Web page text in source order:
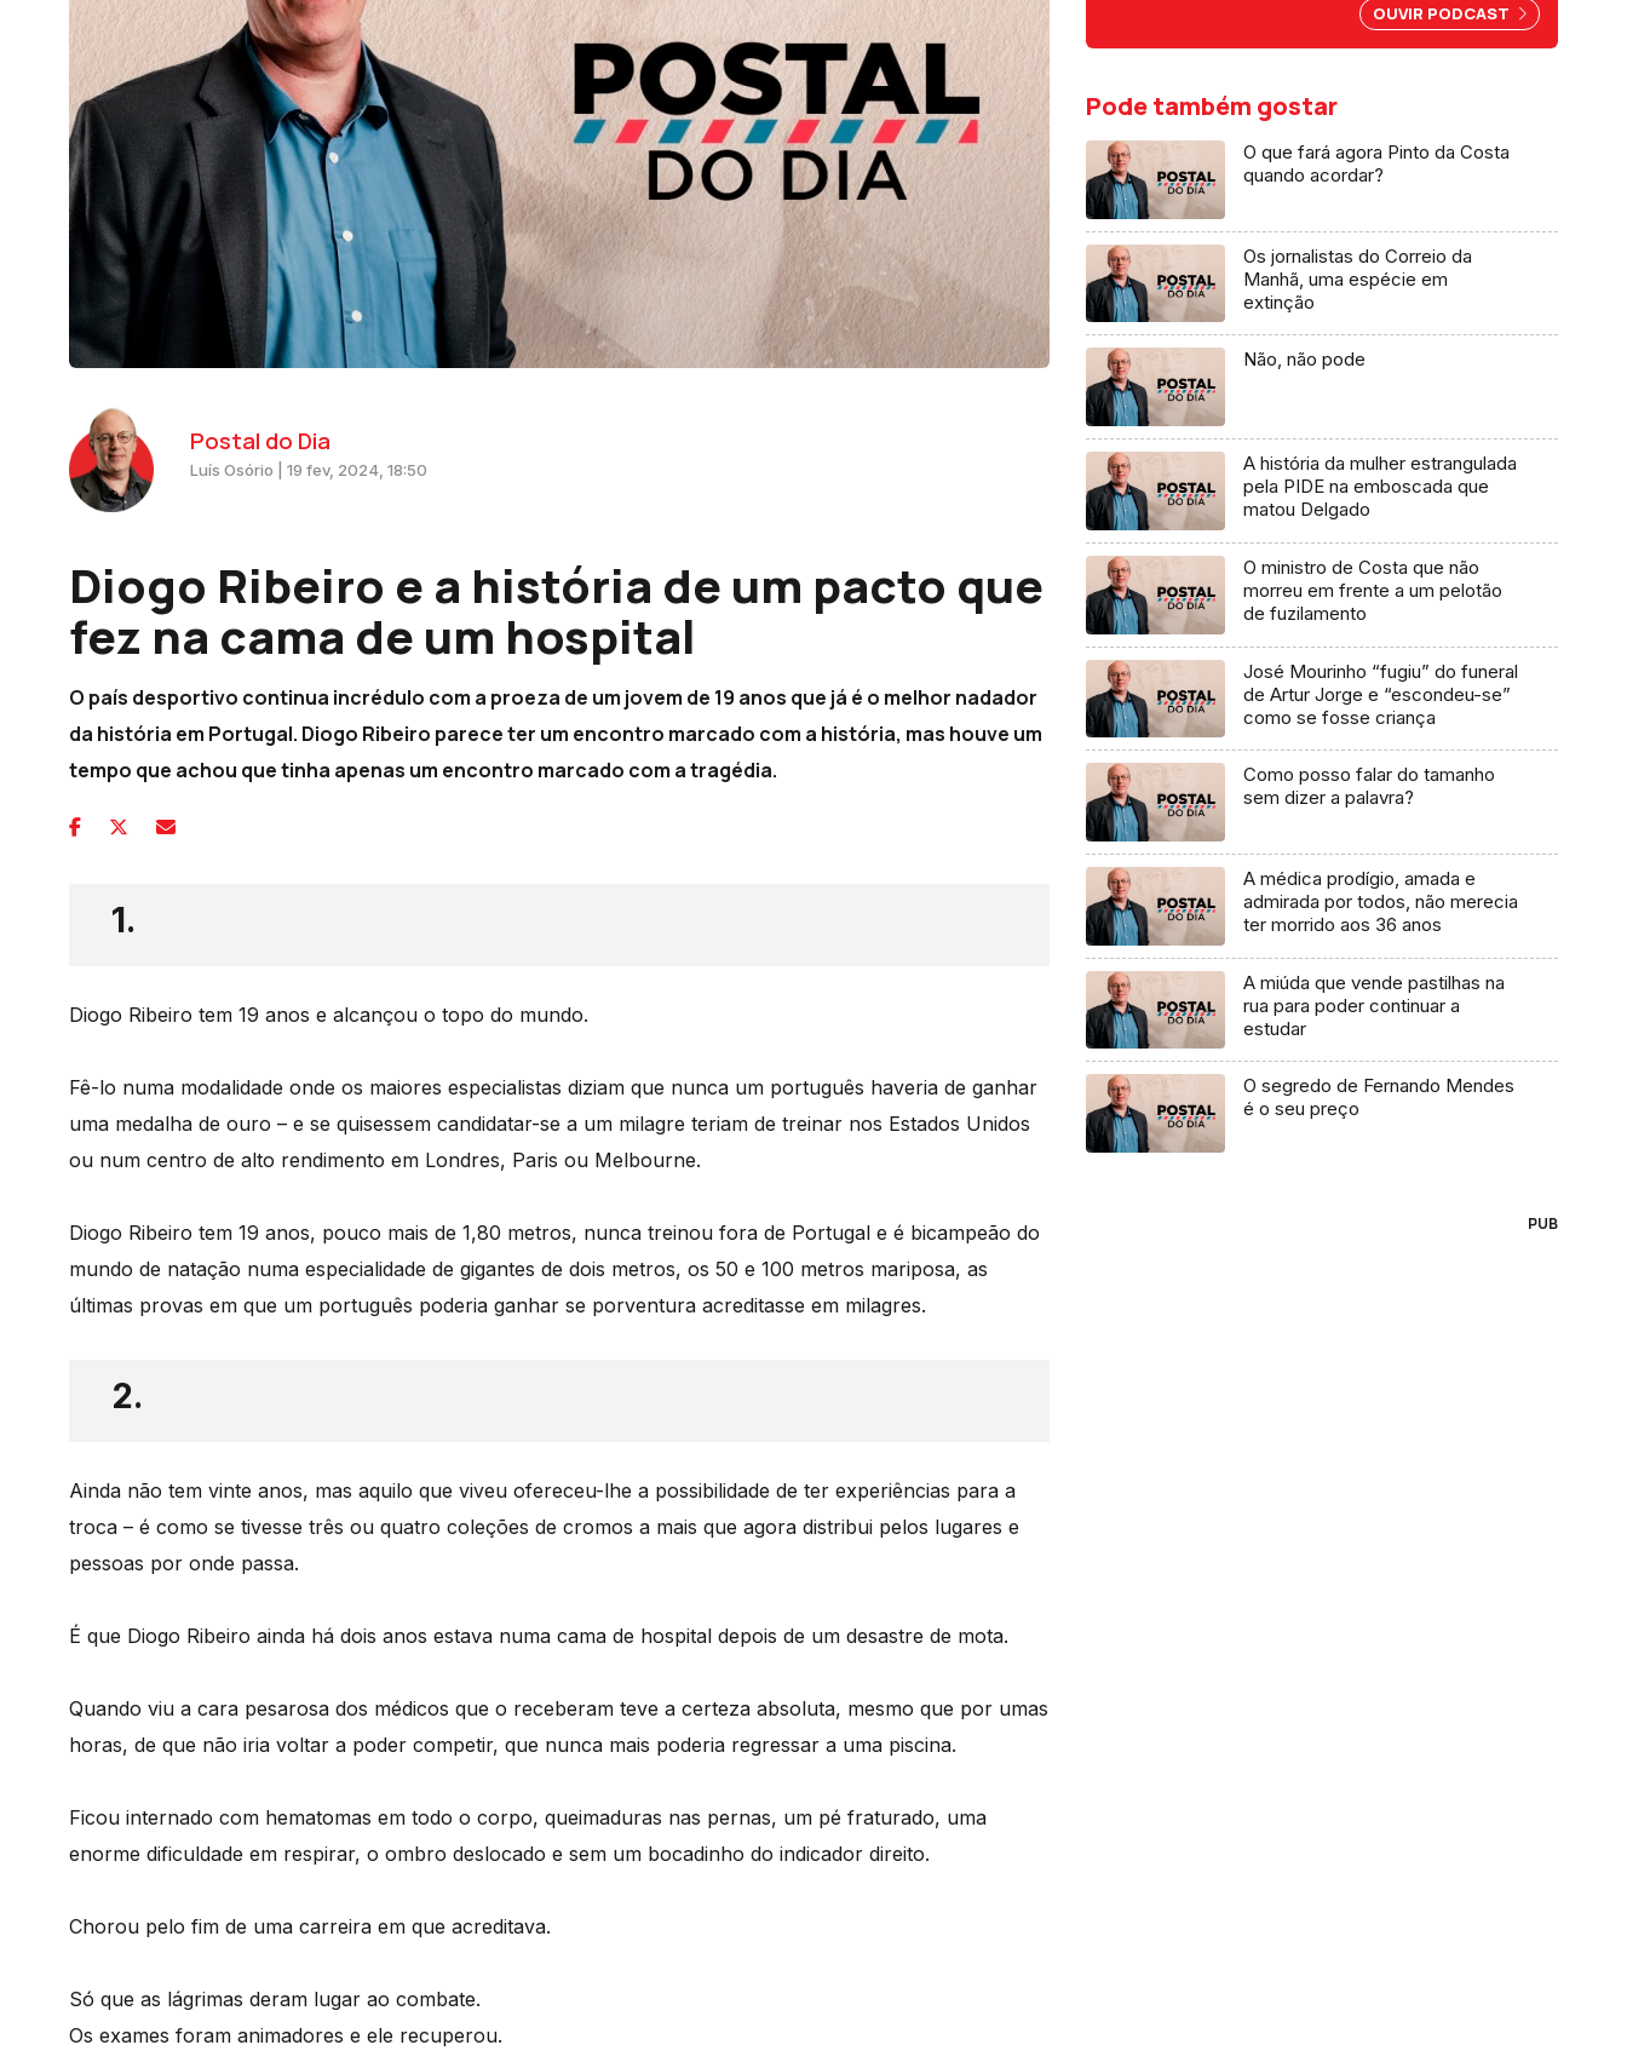
Postal do Dia
Luís Osório | 19 fev, 2024, 18:50
Diogo Ribeiro e a história de um pacto que
fez na cama de um hospital
O país desportivo continua incrédulo com a proeza de um jovem de 19 anos que já é o melhor nadador
da história em Portugal. Diogo Ribeiro parece ter um encontro marcado com a história, mas houve um
tempo que achou que tinha apenas um encontro marcado com a tragédia.
1.
Diogo Ribeiro tem 19 anos e alcançou o topo do mundo.
Fê-lo numa modalidade onde os maiores especialistas diziam que nunca um português haveria de ganhar
uma medalha de ouro – e se quisessem candidatar-se a um milagre teriam de treinar nos Estados Unidos
ou num centro de alto rendimento em Londres, Paris ou Melbourne.
Diogo Ribeiro tem 19 anos, pouco mais de 1,80 metros, nunca treinou fora de Portugal e é bicampeão do
mundo de natação numa especialidade de gigantes de dois metros, os 50 e 100 metros mariposa, as
últimas provas em que um português poderia ganhar se porventura acreditasse em milagres.
2.
Ainda não tem vinte anos, mas aquilo que viveu ofereceu-lhe a possibilidade de ter experiências para a
troca – é como se tivesse três ou quatro coleções de cromos a mais que agora distribui pelos lugares e
pessoas por onde passa.
É que Diogo Ribeiro ainda há dois anos estava numa cama de hospital depois de um desastre de mota.
Quando viu a cara pesarosa dos médicos que o receberam teve a certeza absoluta, mesmo que por umas
horas, de que não iria voltar a poder competir, que nunca mais poderia regressar a uma piscina.
Ficou internado com hematomas em todo o corpo, queimaduras nas pernas, um pé fraturado, uma
enorme dificuldade em respirar, o ombro deslocado e sem um bocadinho do indicador direito.
Chorou pelo fim de uma carreira em que acreditava.
Só que as lágrimas deram lugar ao combate.
Os exames foram animadores e ele recuperou.
por abuso da liberdade de
OUVIR PODCAST
Pode também gostar
O que fará agora Pinto da Costa
quando acordar?
Os jornalistas do Correio da
Manhã, uma espécie em
extinção
Não, não pode
A história da mulher estrangulada
pela PIDE na emboscada que
matou Delgado
O ministro de Costa que não
morreu em frente a um pelotão
de fuzilamento
José Mourinho “fugiu” do funeral
de Artur Jorge e “escondeu-se”
como se fosse criança
Como posso falar do tamanho
sem dizer a palavra?
A médica prodígio, amada e
admirada por todos, não merecia
ter morrido aos 36 anos
A miúda que vende pastilhas na
rua para poder continuar a
estudar
O segredo de Fernando Mendes
é o seu preço
PUB